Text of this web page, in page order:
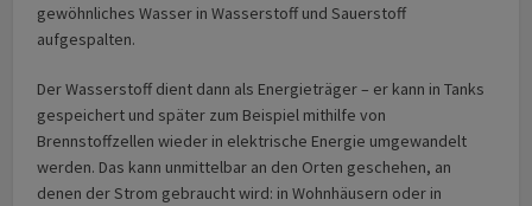
gewöhnliches Wasser in Wasserstoff und Sauerstoff
aufgespalten.
Der Wasserstoff dient dann als Energieträger – er kann in Tanks
gespeichert und später zum Beispiel mithilfe von
Brennstoffzellen wieder in elektrische Energie umgewandelt
werden. Das kann unmittelbar an den Orten geschehen, an
denen der Strom gebraucht wird: in Wohnhäusern oder in